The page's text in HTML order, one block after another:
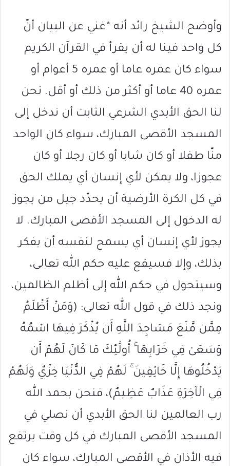
وأوضح الشيخ رائد أنه “غني عن البيان أنّ
كل واحد فينا له أن يقرأ في القرآن الكريم
سواء كان عمره عاما أو عمره 5 أعوام أو
عمره 40 عاما أو أكثر من ذلك أو أقل. نحن
لنا الحق الأبدي الشرعي الثابت أن ندخل إلى
المسجد الأقصى المبارك، سواء كان الواحد
منّا طفلا أو كان شابا أو كان رجلا أو كان
عجوزا، ولا يمكن لأي إنسان أي يملك الحق
في كل الكرة الأرضية أن يحدّد جيل من يجوز
له الدخول إلى المسجد الأقصى المبارك. لا
يجوز لأي إنسان أي يسمح لنفسه أن يفكر
بذلك، وإلا فسيقع عليه حكم الله تعالى،
وسيتحول في حكم الله إلى أظلم الظالمين،
ونجد ذلك في قول الله تعالى: (وَمَنْ أَظْلَمُ
مِمَّن مَّنَعَ مَسَاجِدَ اللَّهِ أَن يُذْكَرَ فِيهَا اسْمُهُ
وَسَعَىٰ فِي خَرَابِهَا ۚ أُولَٰئِكَ مَا كَانَ لَهُمْ أَن
يَدْخُلُوهَا إِلَّا خَائِفِينَ ۚ لَهُمْ فِي الدُّنْيَا خِزْيٌ وَلَهُمْ
فِي الْآخِرَةِ عَذَابٌ عَظِيمٌ)، فنحن بحمد الله
رب العالمين لنا الحق الأبدي أن نصلي في
المسجد الأقصى المبارك في كل وقت يرتفع
فيه الأذان في الأقصى المبارك، سواء كان